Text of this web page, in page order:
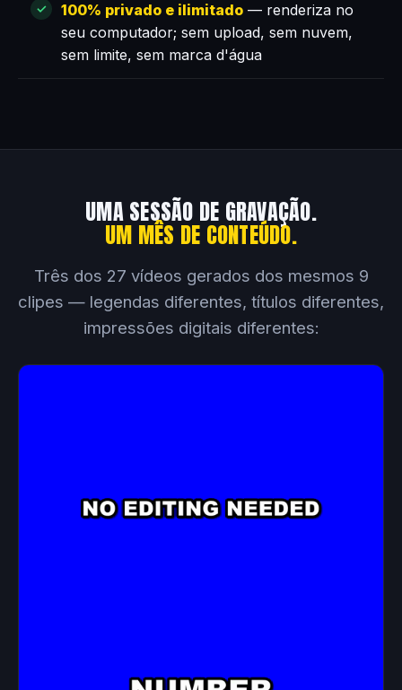
100% privado e ilimitado — renderiza no
seu computador; sem upload, sem nuvem,
sem limite, sem marca d'água
UMA SESSÃO DE GRAVAÇÃO.
UM MÊS DE CONTEÚDO.
Três dos 27 vídeos gerados dos mesmos 9
clipes — legendas diferentes, títulos diferentes,
impressões digitais diferentes: